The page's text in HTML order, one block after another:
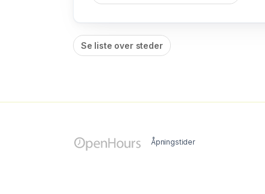
Se liste over steder
Åpningstider